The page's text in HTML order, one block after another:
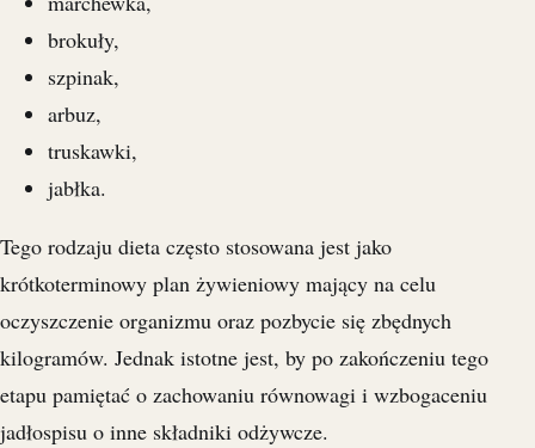
brokuły,
szpinak,
arbuz,
truskawki,
jabłka.
Tego rodzaju dieta często stosowana jest jako
krótkoterminowy plan żywieniowy mający na celu
oczyszczenie organizmu oraz pozbycie się zbędnych
kilogramów. Jednak istotne jest, by po zakończeniu tego
etapu pamiętać o zachowaniu równowagi i wzbogaceniu
jadłospisu o inne składniki odżywcze.